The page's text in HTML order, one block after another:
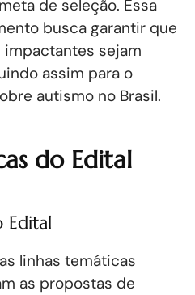
de seleção. Essa
busca garantir que
sejam
assim para o
autismo no Brasil.
do Edital
Edital
linhas temáticas
as propostas de